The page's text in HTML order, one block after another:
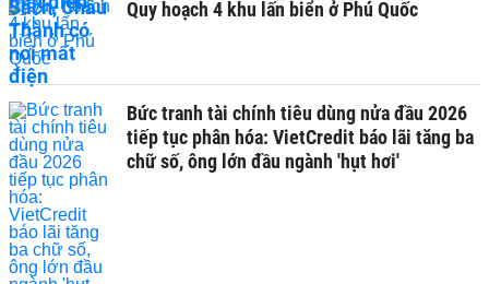
Quy hoạch 4 khu lấn biển ở Phú Quốc
Bức tranh tài chính tiêu dùng nửa đầu 2026
tiếp tục phân hóa: VietCredit báo lãi tăng ba
chữ số, ông lớn đầu ngành 'hụt hơi'